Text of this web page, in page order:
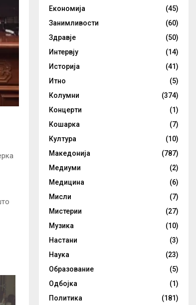
Економија
(45)
Занимливости
(60)
Здравје
(50)
Интервју
(14)
Историја
(41)
Итно
(5)
Колумни
(374)
Концерти
(1)
Кошарка
(7)
Култура
(10)
Македонија
(787)
Медиуми
(2)
Медицина
(6)
Мисли
(7)
Мистерии
(27)
Музика
(10)
Настани
(3)
Наука
(23)
Образование
(5)
Одбојка
(1)
Политика
(181)